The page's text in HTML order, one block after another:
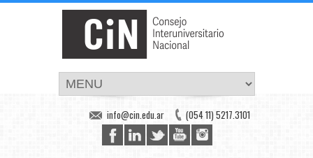
(054 11) 5217.3101
info@cin.edu.ar